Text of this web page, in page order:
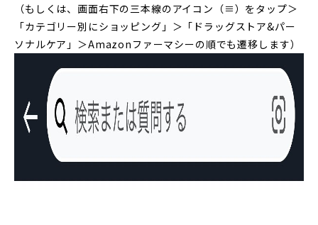
（もしくは、画面右下の三本線のアイコン（≡）をタップ＞
「カテゴリー別にショッピング」＞「ドラッグストア&パー
ソナルケア」＞Amazonファーマシーの順でも遷移します）